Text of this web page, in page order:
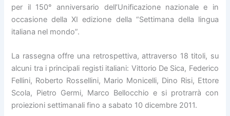
per il 150° anniversario dell’Unificazione nazionale e in
occasione della XI edizione della “Settimana della lingua
italiana nel mondo”.
La rassegna offre una retrospettiva, attraverso 18 titoli, su
alcuni tra i principali registi italiani: Vittorio De Sica, Federico
Fellini, Roberto Rossellini, Mario Monicelli, Dino Risi, Ettore
Scola, Pietro Germi, Marco Bellocchio e si protrarrà con
proiezioni settimanali fino a sabato 10 dicembre 2011.